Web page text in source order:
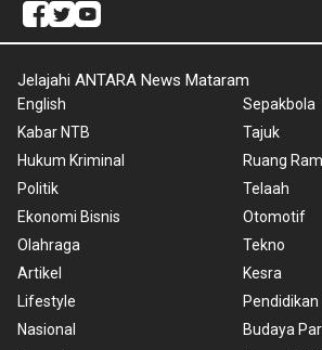
Jelajahi ANTARA News Mataram
English
Kabar NTB
Hukum Kriminal
Politik
Ekonomi Bisnis
Olahraga
Artikel
Lifestyle
Nasional
Sepakbola
Tajuk
Ruang
Telaah
Otomotif
Tekno
Kesra
Pendidikan
Budaya